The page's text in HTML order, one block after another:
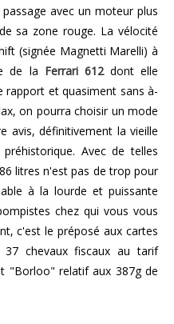
avec un moteur plus
sa zone rouge. La vélocité
(signée Magnetti Marelli) à
de la Ferrari 612dont elle
rapport et quasiment sans à-
on pourra choisir un mode
avis, définitivement la vieille
Avec de telles
litres n'est pas de trop pour
à la lourde et puissante
chez qui vous vous
c'est le préposé aux cartes
chevaux fiscaux au tarif
"Borloo" relatif aux 387g de